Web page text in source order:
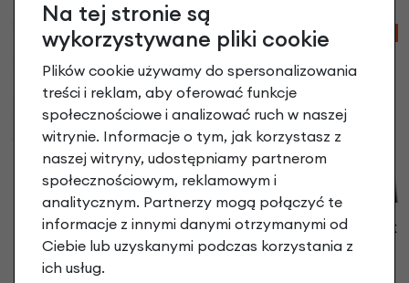
Szytka Continental
Giro Tube 700x22C
139,90 zł
Continental Grand Prix
700X28C (28-622)
Na tej stronie są
wykorzystywane pliki cookie
Plików cookie używamy do spersonalizowania
treści i reklam, aby oferować funkcje
społecznościowe i analizować ruch w naszej
witrynie. Informacje o tym, jak korzystasz z
naszej witryny, udostępniamy partnerom
społecznościowym, reklamowym i
analitycznym. Partnerzy mogą połączyć te
informacje z innymi danymi otrzymanymi od
Ciebie lub uzyskanymi podczas korzystania z
ich usług.